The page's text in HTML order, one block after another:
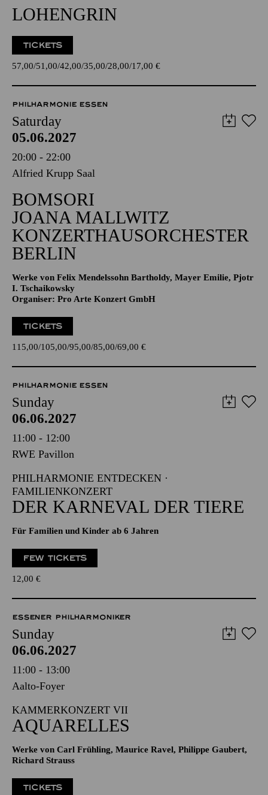
LOHENGRIN
TICKETS
57,00 51,00 42,00 35,00 28,00 17,00 €
PHILHARMONIE ESSEN
Saturday
05.06.2027
20:00 - 22:00
Alfried Krupp Saal
BOMSORI
JOANA MALLWITZ
KONZERTHAUSORCHESTER
BERLIN
Werke von Felix Mendelssohn Bartholdy, Mayer Emilie, Pjotr
I. Tschaikowsky
Organiser: Pro Arte Konzert GmbH
TICKETS
115,00 105,00 95,00 85,00 69,00 €
PHILHARMONIE ESSEN
Sunday
06.06.2027
11:00 - 12:00
RWE Pavillon
PHILHARMONIE ENTDECKEN ·
FAMILIENKONZERT
DER KARNEVAL DER TIERE
Für Familien und Kinder ab 6 Jahren
FEW TICKETS
12,00 €
ESSENER PHILHARMONIKER
Sunday
06.06.2027
11:00 - 13:00
Aalto-Foyer
KAMMERKONZERT VII
AQUARELLES
Werke von Carl Frühling, Maurice Ravel, Philippe Gaubert,
Richard Strauss
TICKETS